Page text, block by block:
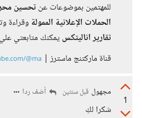
للمهتمين بموضوعات عنتحسين
الحملات الإعلانية الممولة وقراءة
تقارير اناليتكس يمكنك متابعتي
قناة ماركتنج ماسترز | @ma...
1
مجهول قبل سنتين أضف ردا
شكرا لكِ